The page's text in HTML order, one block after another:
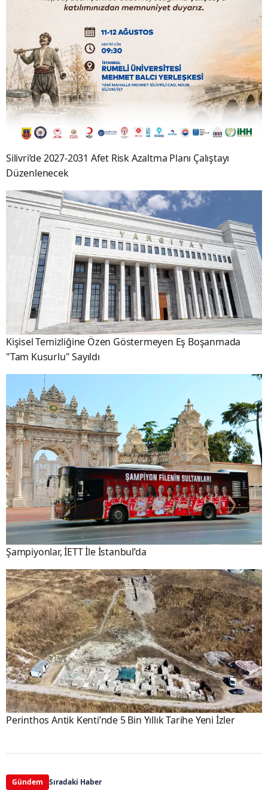
Silivri’de 2027-2031 Afet Risk Azaltma Planı Çalıştayı
Düzenlenecek
Kişisel Temizliğine Özen Göstermeyen Eş Boşanmada
"Tam Kusurlu" Sayıldı
Şampiyonlar, İETT İle İstanbul’da
Perinthos Antik Kenti’nde 5 Bin Yıllık Tarihe Yeni İzler
Gündem Sıradaki Haber